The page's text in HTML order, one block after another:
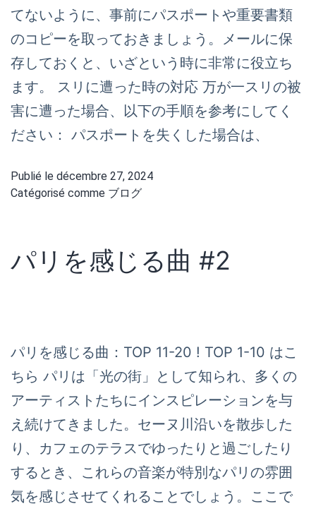
てないように、事前にパスポートや重要書類
のコピーを取っておきましょう。メールに保
存しておくと、いざという時に非常に役立ち
ます。 スリに遭った時の対応 万が一スリの被
害に遭った場合、以下の手順を参考にしてく
ださい： パスポートを失くした場合は、
Publié le décembre 27, 2024
Catégorisé comme ブログ
パリを感じる曲 #2
パリを感じる曲：TOP 11-20 ! TOP 1-10 はこ
ちら パリは「光の街」として知られ、多くの
アーティストたちにインスピレーションを与
え続けてきました。セーヌ川沿いを散歩した
り、カフェのテラスでゆったりと過ごしたり
するとき、これらの音楽が特別なパリの雰囲
気を感じさせてくれることでしょう。ここで